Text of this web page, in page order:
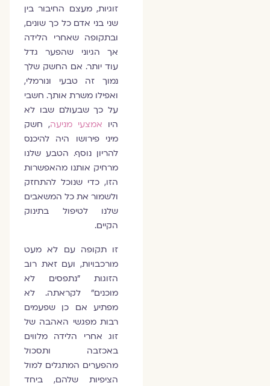
זוגיות, מעצם החיבור בין
שני בני אדם כל כך שונים,
ובתקופה שאחרי הלידה
אך הגיוני שהפער גדל
עוד יותר. אם החשק שלך
נמוך זה טבעי ונורמלי,
ואפילו משרת אותך. חשבי
על כך שבעולם שבו לא
היואמצעי מניעה, חשק
מיני פירושו היה להיכנס
להריון נוסף. הטבע שלנו
מרחיק אותנו מהאפשרות
הזו, כדי שנוכל להתחזק
ולשמור את כל המשאבים
שלנו לטיפול בתינוק
הקיים.
זו תקופה עם לא מעט
מורכבויות, ועם זאת רוב
הזוגות "נתפסים לא
מוכנים" לקראתה. לא
מפתיע אם כן שפעמים
רבות מפגשי האהבה של
זוג אחרי הלידה מלווים
באכזבה ותסכול
מהפערים המתגלים למול
הציפיות שלהם, ביחד